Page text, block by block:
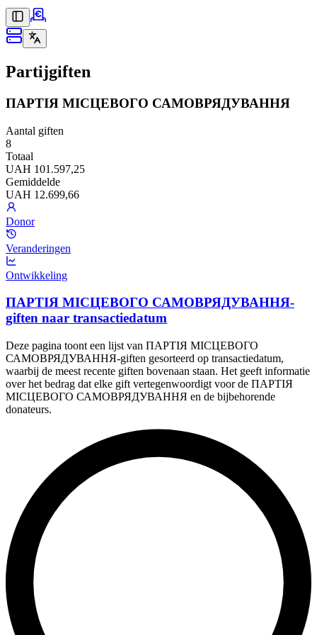
Partijgiften
ПАРТІЯ МІСЦЕВОГО САМОВРЯДУВАННЯ
Aantal giften
8
Totaal
UAH 101.597,25
Gemiddelde
UAH 12.699,66
Donor
Veranderingen
Ontwikkeling
ПАРТІЯ МІСЦЕВОГО САМОВРЯДУВАННЯ-
giften naar transactiedatum
Deze pagina toont een lijst van ПАРТІЯ МІСЦЕВОГО
САМОВРЯДУВАННЯ-giften gesorteerd op transactiedatum,
waarbij de meest recente giften bovenaan staan. Het geeft informatie
over het bedrag dat elke gift vertegenwoordigt voor de ПАРТІЯ
МІСЦЕВОГО САМОВРЯДУВАННЯ en de bijbehorende
donateurs.